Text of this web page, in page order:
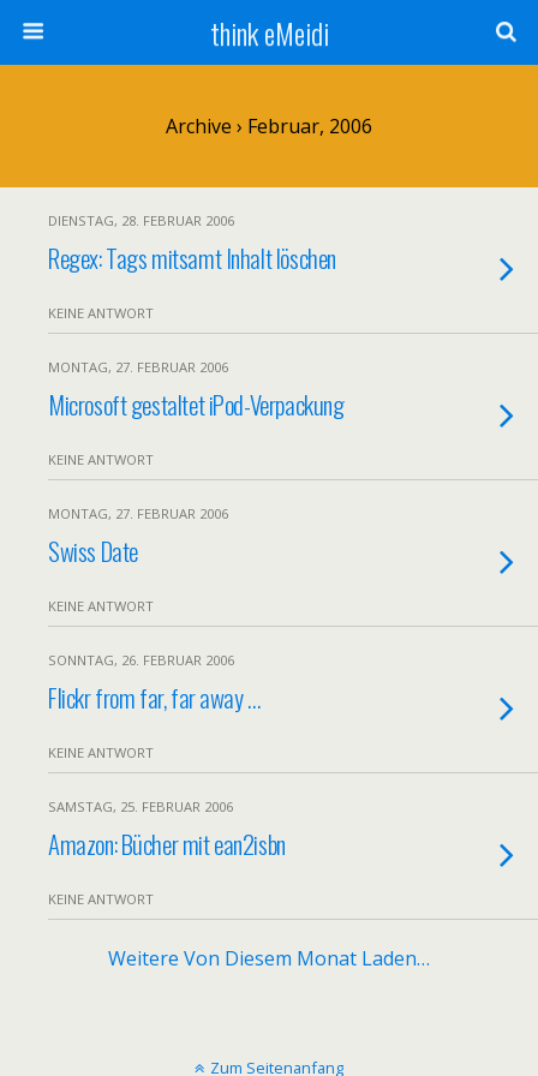
think eMeidi
Archive › Februar, 2006
DIENSTAG, 28. FEBRUAR 2006
Regex: Tags mitsamt Inhalt löschen
KEINE ANTWORT
MONTAG, 27. FEBRUAR 2006
Microsoft gestaltet iPod-Verpackung
KEINE ANTWORT
MONTAG, 27. FEBRUAR 2006
Swiss Date
KEINE ANTWORT
SONNTAG, 26. FEBRUAR 2006
Flickr from far, far away …
KEINE ANTWORT
SAMSTAG, 25. FEBRUAR 2006
Amazon: Bücher mit ean2isbn
KEINE ANTWORT
Weitere Von Diesem Monat Laden…
Zum Seitenanfang